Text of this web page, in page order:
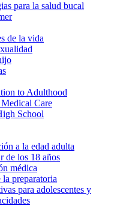
para la salud bucal
de la vida
to Adulthood
Care
School
a la edad adulta
de los 18 años
médica
la preparatoria
para adolescentes y